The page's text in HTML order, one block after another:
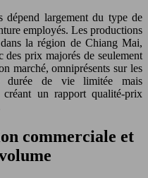
dépend largement du type de
employés. Les productions
la région de Chiang Mai,
prix majorés de seulement
marché, omniprésents sur les
durée de vie limitée mais
un rapport qualité-prix
commerciale et